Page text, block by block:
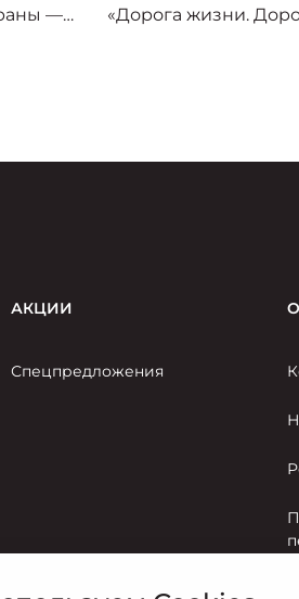
—
«Дорога жизни.
АКЦИИ
Спецпредложения